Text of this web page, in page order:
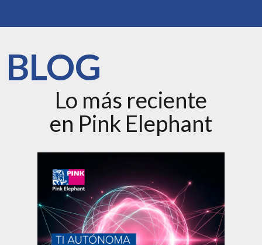
BLOG
Lo más reciente
en Pink Elephant